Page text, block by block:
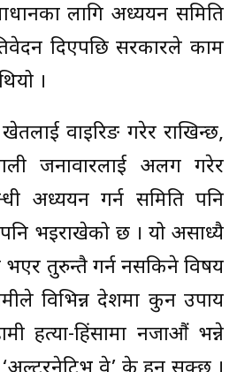
लागि अध्ययन समिति
दिएपछि सरकारले काम
।
वाइरिङ गरेर राखिन्छ,
जनावारलाई अलग गरेर
अध्ययन गर्न समिति पनि
भइराखेको छ । यो असाध्यै
तुरुन्तै गर्न नसकिने विषय
विभिन्न देशमा कुन उपाय
हत्या-हिंसामा नजाऔं भन्ने